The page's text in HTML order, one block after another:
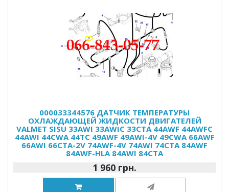
000033344576 ДАТЧИК ТЕМПЕРАТУРЫ
ОХЛАЖДАЮЩЕЙ ЖИДКОСТИ ДВИГАТЕЛЕЙ
VALMET SISU 33AWI 33AWIC 33CTA 44AWF 44AWFC
44AWI 44CWA 44TC 49AWF 49AWI-4V 49CWA 66AWF
66AWI 66CTA-2V 74AWF-4V 74AWI 74CTA 84AWF
84AWF-HLA 84AWI 84CTA
1 960 грн.